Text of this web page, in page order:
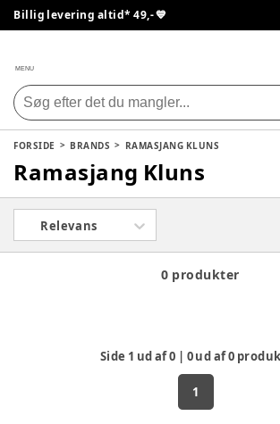
Billig levering altid* 49,- 💙
MENU
FORSIDE BRANDS RAMASJANG KLUNS
Ramasjang Kluns
Relevans
0 produkter
Side 1 ud af0 | 0ud af0
1